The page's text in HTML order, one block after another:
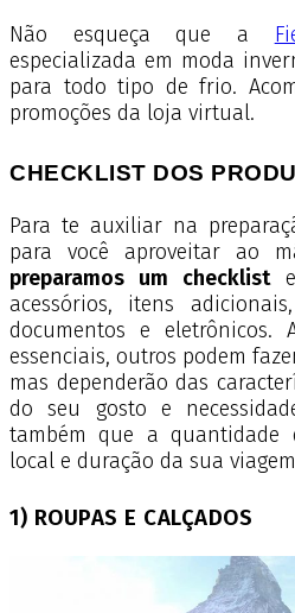
Não esqueça que a
especializada em moda
para todo tipo de frio.
promoções da loja virtual.
CHECKLIST DOS
Para te auxiliar na
para você aproveitar ao
preparamos um checklist
acessórios, itens
documentos e eletrônicos.
essenciais, outros podem
mas dependerão das
do seu gosto e
também que a quantidade
local e duração da sua
1) ROUPAS E CALÇADOS